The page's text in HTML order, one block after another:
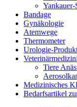
Yankauer-
Bandage
Gynäkologie
Atemwege
Thermometer
Urologie-
Tiere
Medizinisches
Bedarfsartikel